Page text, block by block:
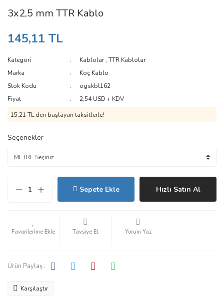
3x2,5 mm TTR Kablo
145,11 TL
Kategori Kablolar,TTR Kablolar
Marka
Koç Kablo
Stok Kodu
ogskbl162
Fiyat
2,54 USD + KDV
15,21 TL den başlayan taksitlerle!
Seçenekler
Sepete Ekle Hızlı Satın Al
Tavsiye Et Yorum Yaz
Ürün Paylaş :
Karşılaştır